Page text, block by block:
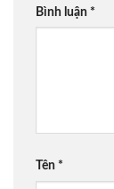
Bình luận *
Tên *